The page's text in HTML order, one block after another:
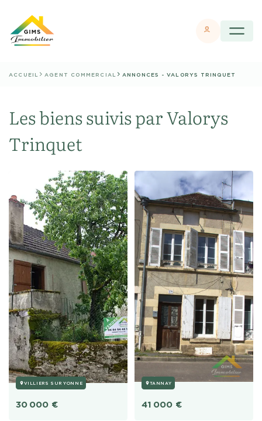
ACCUEIL AGENT COMMERCIAL ANNONCES - VALORYS TRINQUET
Les biens suivis parValorys
Trinquet
VILLIERS SUR YONNE
30 000 €
TANNAY
41 000 €